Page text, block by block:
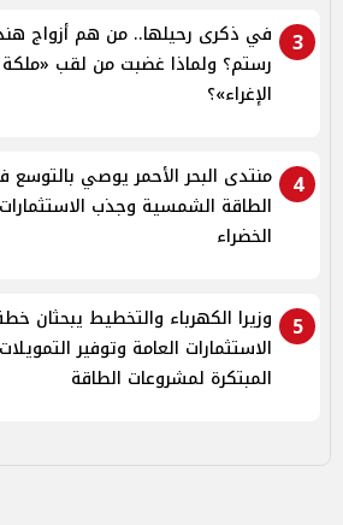
3
في ذكرى رحيلها.. من هم أزواج
رستم؟ ولماذا غضبت من لقب «ملكة
الإغراء»؟
4
منتدى البحر الأحمر يوصي بالتوسع
الطاقة الشمسية وجذب الاستثمارات
الخضراء
5
وزيرا الكهرباء والتخطيط يبحثان
الاستثمارات العامة وتوفير التمويلات
المبتكرة لمشروعات الطاقة